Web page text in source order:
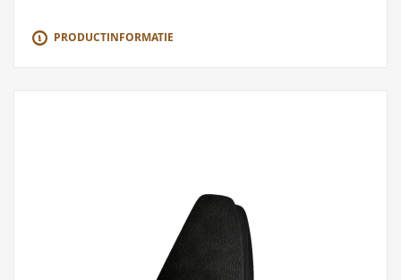
PRODUCTINFORMATIE